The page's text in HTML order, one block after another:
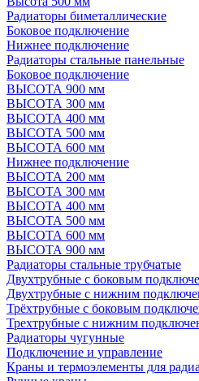
Радиаторы биметаллические
Боковое подключение
Нижнее подключение
Радиаторы стальные панельные
Боковое подключение
ВЫСОТА 900 мм
ВЫСОТА 300 мм
ВЫСОТА 400 мм
ВЫСОТА 500 мм
ВЫСОТА 600 мм
Нижнее подключение
ВЫСОТА 200 мм
ВЫСОТА 300 мм
ВЫСОТА 400 мм
ВЫСОТА 500 мм
ВЫСОТА 600 мм
ВЫСОТА 900 мм
Радиаторы стальные трубчатые
Двухтрубные с боковым
Двухтрубные с нижним
Трёхтрубные с боковым
Трехтрубные с нижним
Радиаторы чугунные
Подключение и управление
Краны и термоэлементы для